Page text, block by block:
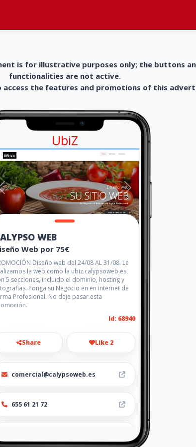
is for illustrative purposes only; the buttons
functionalities are not active.
the features and promotions of this
UbiZ
WEB
Web por 75€
Diseño web del 24/08 AL 31/08. Le
la web como la ubiz.calypsoweb.es,
5 secciones, incluido el dominio, hosting y
Ponga su Negocio en en internet de
Profesional. No deje pasar esta
Id: 68940
Share Like 2
comercial@calypsoweb.es
655 61 21 72